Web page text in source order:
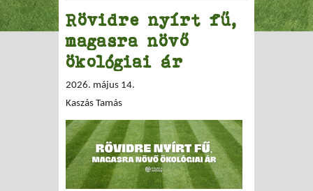
Rövidre nyírt fű,
magasra növő
ökológiai ár
2026. május 14.
Kaszás Tamás